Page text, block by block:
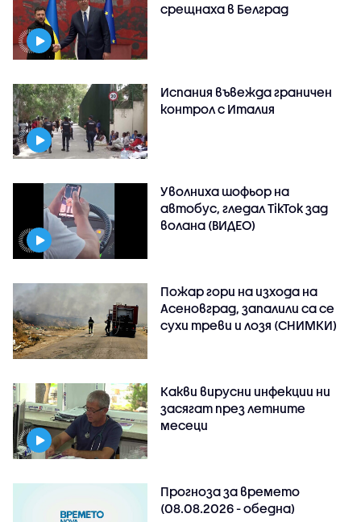
срещнаха в Белград
Испания въвежда граничен
контрол с Италия
Уволниха шофьор на
автобус, гледал TikTok зад
волана (ВИДЕО)
Пожар гори на изхода на
Асеновград, запалили са се
сухи треви и лозя (СНИМКИ)
Какви вирусни инфекции ни
засягат през летните
месеци
Прогноза за времето
(08.08.2026 - обедна)